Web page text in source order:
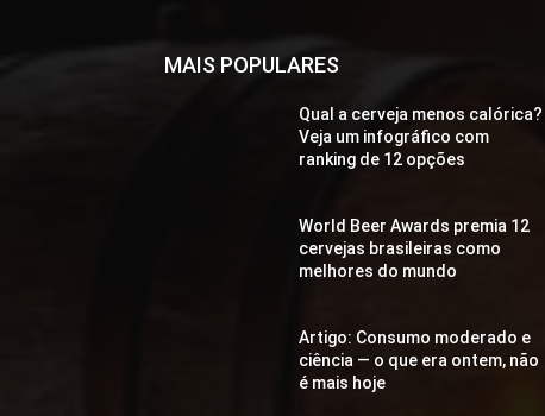
MAIS POPULARES
Qual a cerveja menos calórica?
Veja um infográfico com
ranking de 12 opções
World Beer Awards premia 12
cervejas brasileiras como
melhores do mundo
Artigo: Consumo moderado e
ciência — o que era ontem, não
é mais hoje